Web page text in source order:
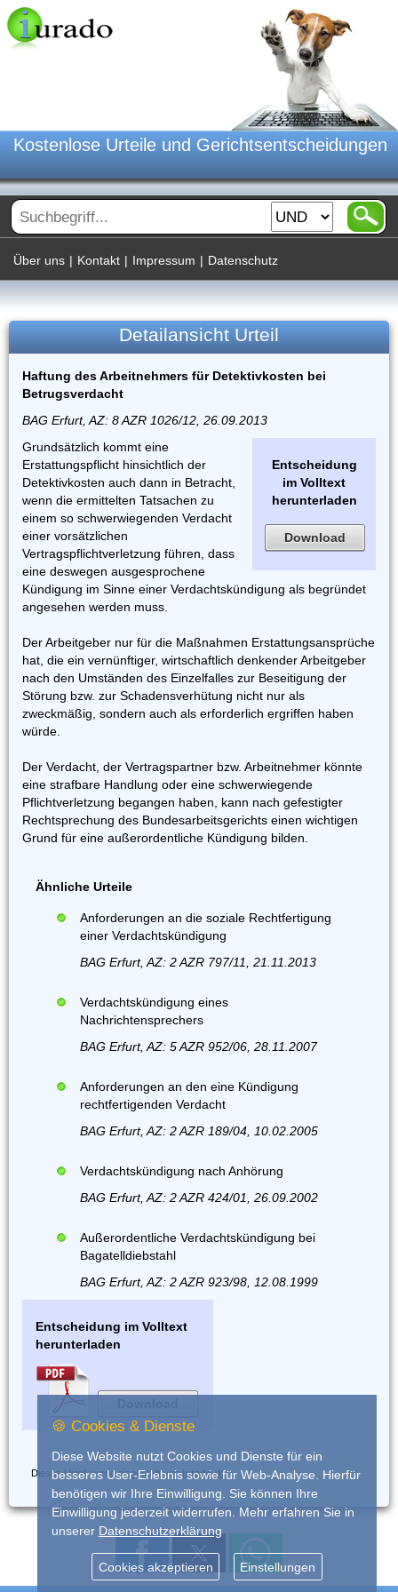
Kostenlose Urteile und Gerichtsentscheidungen
Über uns | Kontakt | Impressum | Datenschutz
Detailansicht Urteil
Haftung des Arbeitnehmers für Detektivkosten bei
Betrugsverdacht
BAG Erfurt, AZ: 8 AZR 1026/12, 26.09.2013
Entscheidung
im Volltext
herunterladen
Download
Grundsätzlich kommt eine
Erstattungspflicht hinsichtlich der
Detektivkosten auch dann in Betracht,
wenn die ermittelten Tatsachen zu
einem so schwerwiegenden Verdacht
einer vorsätzlichen
Vertragspflichtverletzung führen, dass
eine deswegen ausgesprochene
Kündigung im Sinne einer Verdachtskündigung als begründet
angesehen werden muss.
Der Arbeitgeber nur für die Maßnahmen Erstattungsansprüche
hat, die ein vernünftiger, wirtschaftlich denkender Arbeitgeber
nach den Umständen des Einzelfalles zur Beseitigung der
Störung bzw. zur Schadensverhütung nicht nur als
zweckmäßig, sondern auch als erforderlich ergriffen haben
würde.
Der Verdacht, der Vertragspartner bzw. Arbeitnehmer könnte
eine strafbare Handlung oder eine schwerwiegende
Pflichtverletzung begangen haben, kann nach gefestigter
Rechtsprechung des Bundesarbeitsgerichts einen wichtigen
Grund für eine außerordentliche Kündigung bilden.
Ähnliche Urteile
Anforderungen an die soziale Rechtfertigung
einer Verdachtskündigung
BAG Erfurt, AZ: 2 AZR 797/11, 21.11.2013
Verdachtskündigung eines
Nachrichtensprechers
BAG Erfurt, AZ: 5 AZR 952/06, 28.11.2007
Anforderungen an den eine Kündigung
rechtfertigenden Verdacht
BAG Erfurt, AZ: 2 AZR 189/04, 10.02.2005
Verdachtskündigung nach Anhörung
BAG Erfurt, AZ: 2 AZR 424/01, 26.09.2002
Außerordentliche Verdachtskündigung bei
Bagatelldiebstahl
BAG Erfurt, AZ: 2 AZR 923/98, 12.08.1999
Entscheidung im Volltext
herunterladen
Dieses Urteil wurde eingestellt voniurado.de
🍪 Cookies & Dienste
Diese Website nutzt Cookies und Dienste für ein
besseres User-Erlebnis sowie für Web-Analyse. Hierfür
benötigen wir Ihre Einwilligung. Sie können Ihre
Einwilligung jederzeit widerrufen. Mehr erfahren Sie in
unserer Datenschutzerklärung
Cookies akzeptieren Einstellungen